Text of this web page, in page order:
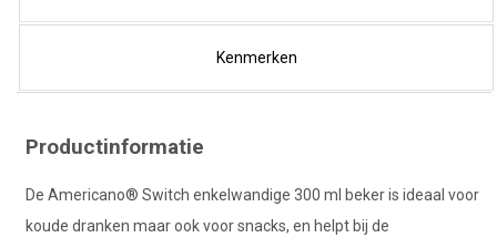
Kenmerken
Productinformatie
De Americano® Switch enkelwandige 300 ml beker is ideaal voor
koude dranken maar ook voor snacks, en helpt bij de